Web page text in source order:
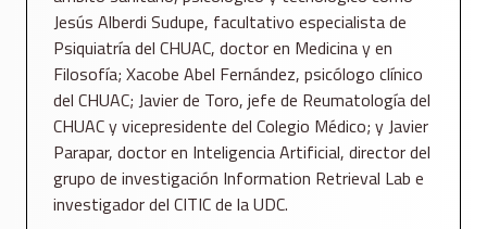
Jesús Alberdi Sudupe, facultativo especialista de
Psiquiatría del CHUAC, doctor en Medicina y en
Filosofía; Xacobe Abel Fernández, psicólogo clínico
del CHUAC; Javier de Toro, jefe de Reumatología del
CHUAC y vicepresidente del Colegio Médico; y Javier
Parapar, doctor en Inteligencia Artificial, director del
grupo de investigación Information Retrieval Lab e
investigador del CITIC de la UDC.